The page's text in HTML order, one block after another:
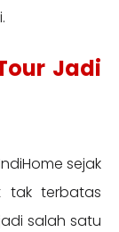
Jadi
sejak
tak terbatas
salah satu